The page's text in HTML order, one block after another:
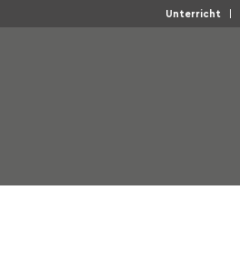
Unterricht